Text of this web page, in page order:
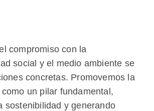
compromiso con la
social y el medio ambiente se
concretas. Promovemos la
un pilar fundamental,
sostenibilidad y generando